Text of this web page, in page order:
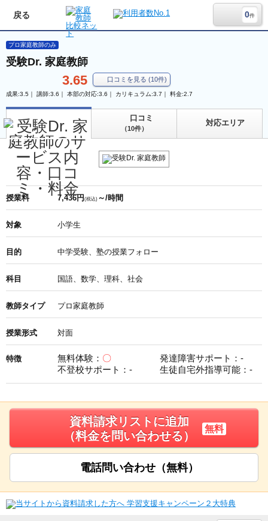
戻る 0件
プロ家庭教師のみ
受験Dr. 家庭教師
3.65 口コミを見る (10件)
成果:3.5｜ 講師:3.6｜ 本部の対応:3.6｜ カリキュラム:3.7｜ 料金:2.7
口コミ
（10件）
対応エリア
授業料 7,436円 (税込)～/時間
対象 小学生
目的 中学受験、塾の授業フォロー
科目 国語、数学、理科、社会
教師タイプ プロ家庭教師
授業形式 対面
特徴 無料体験： 〇
発達障害サポート：-
不登校サポート：-
生徒自宅外指導可能：-
資料請求リストに追加
（料金を問い合わせる）
無料
電話問い合わせ（無料）